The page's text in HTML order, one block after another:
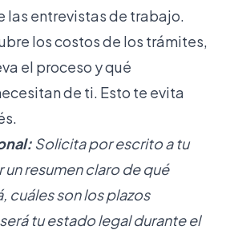
las entrevistas de trabajo.
los costos de los trámites,
el proceso y qué
de ti. Esto te evita
Solicita por escrito a tu
resumen claro de qué
cuáles son los plazos
tu estado legal durante el